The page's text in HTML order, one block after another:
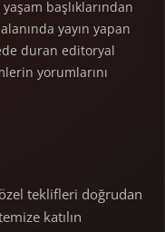
başlıklarından
yayın yapan
duran editoryal
yorumlarını
teklifleri doğrudan
katılın